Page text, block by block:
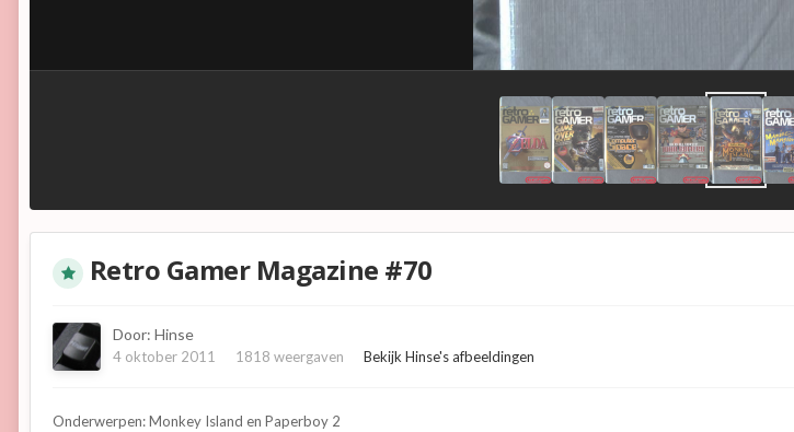
Retro Gamer Magazine #70
Door: Hinse
4 oktober 2011 1818 weergaven Bekijk Hinse's afbeeldingen
Onderwerpen: Monkey Island en Paperboy 2